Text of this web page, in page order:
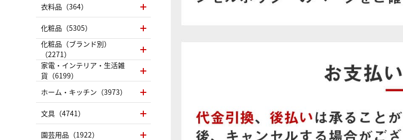
衣料品（364）
化粧品（5305）
化粧品（ブランド別）
（2271）
家電・インテリア・生活雑
貨（6199）
ホーム・キッチン（3973）
文具（4741）
園芸用品（1922）